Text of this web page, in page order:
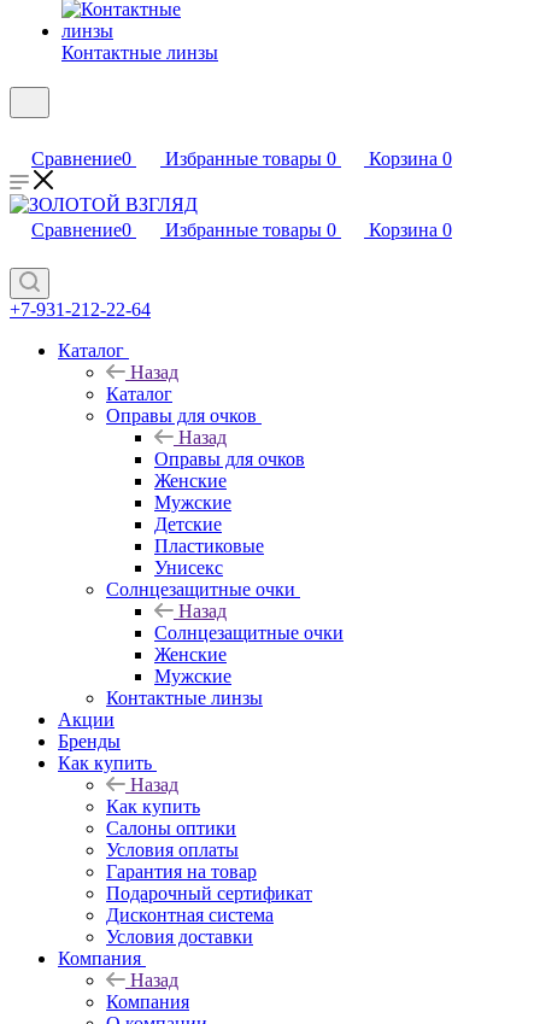
Контактные линзы
Сравнение0 Избранные товары 0 Корзина 0
Сравнение0 Избранные товары 0 Корзина 0
+7-931-212-22-64
Каталог
Назад
Каталог
Оправы для очков
Назад
Оправы для очков
Женские
Мужские
Детские
Пластиковые
Унисекс
Солнцезащитные очки
Назад
Солнцезащитные очки
Женские
Мужские
Контактные линзы
Акции
Бренды
Как купить
Назад
Как купить
Салоны оптики
Условия оплаты
Гарантия на товар
Подарочный сертификат
Дисконтная система
Условия доставки
Компания
Назад
Компания